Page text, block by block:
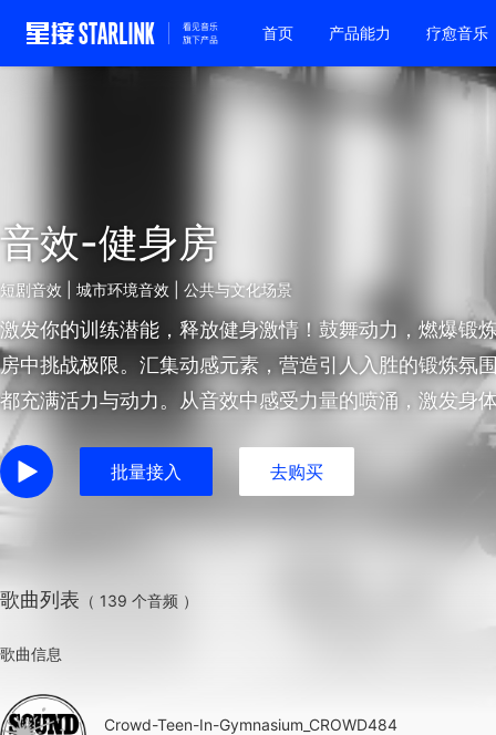
首页 产品能力 疗愈音乐
音效-健身房
短剧音效 | 城市环境音效 | 公共与文化场景
激发你的训练潜能，释放健身激情！鼓舞动力，燃爆锻
房中挑战极限。汇集动感元素，营造引人入胜的锻炼氛
都充满活力与动力。从音效中感受力量的喷涌，激发身
批量接入 去购买
歌曲列表 （ 139 个音频 ）
歌曲信息
Crowd-Teen-In-Gymnasium_CROWD484